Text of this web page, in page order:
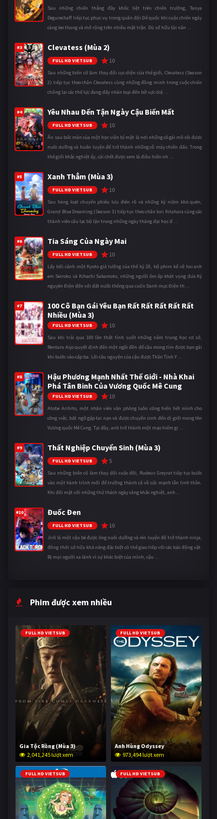
Sau những chiến thắng đầy khốc liệt trên chiến trường, Tanya
Degurechaff tiếp tục phục vụ trong quân đội Đế quốc khi cuộc chiến ngày
càng leo thang và mở rộng trên nhiều mặt trận. Dù sở hữu tài năn ...
#3 Clevatess (Mùa 2)
FULL HD VIETSUB 10
Sau những biến cố làm thay đổi cục diện của thế giới, Clevatess (Season
2) tiếp tục theo chân Clevatess cùng những đồng minh trong cuộc chiến
chống lại các thế lực đang đẩy nhân loại đến bờ vực diệ ...
#4 Yêu Nhau Đến Tận Ngày Cậu Biến Mất
FULL HD VIETSUB 10
Ẩn sau bức màn của một học viện bí mật là nơi những cô gái mồ côi được
nuôi dưỡng và huấn luyện để trở thành những cỗ máy chiến đấu. Trong
thế giới khắc nghiệt ấy, cái chết được xem là điều hiển nh ...
#5 Xanh Thẳm (Mùa 3)
FULL HD VIETSUB 10
Sau hàng loạt chuyến phiêu lưu điên rồ và những kỷ niệm khó quên,
Grand Blue Dreaming (Season 3) tiếp tục theo chân Iori Kitahara cùng các
thành viên câu lạc bộ lặn trong những ngày tháng đại học đ ...
#6 Tia Sáng Của Ngày Mai
FULL HD VIETSUB 10
Lấy bối cảnh một Kyoto giả tưởng của thế kỷ 20, bộ phim kể về hai anh
em Seiroku và Kihachi Sakamoto, những người ôm ấp khát vọng đưa Kỷ
nguyên Điện đến với đất nước thông qua cuốn Danh mục Điện th ...
#7
100 Cô Bạn Gái Yêu Bạn Rất Rất Rất Rất Rất
Nhiều (Mùa 3)
FULL HD VIETSUB 10
Sau khi trải qua 100 lần thất tình suốt những năm trung học cơ sở,
Rentaro Aijo quyết định đến một ngôi đền để cầu mong tìm được bạn gái
khi bước vào cấp ba. Lời cầu nguyện của cậu được Thần Tình Y ...
#8
Hậu Phương Mạnh Nhất Thế Giới - Nhà Khai
Phá Tân Binh Của Vương Quốc Mê Cung
FULL HD VIETSUB 10
Atobe Arihito, một nhân viên văn phòng luôn cống hiến hết mình cho
công việc, bất ngờ gặp tai nạn và được chuyển sinh đến dị giới mang tên
Vương quốc Mê Cung. Tại đây, anh trở thành một mạo hiểm gi ...
#9 Thất Nghiệp Chuyển Sinh (Mùa 3)
FULL HD VIETSUB 5
Sau những biến cố làm thay đổi cuộc đời, Rudeus Greyrat tiếp tục bước
vào một hành trình mới để trưởng thành cả về sức mạnh lẫn tinh thần.
Khi đối mặt với những thử thách ngày càng khắc nghiệt, anh ...
#10 Đuốc Đen
FULL HD VIETSUB 10
Jirô là một cậu bé được ông nuôi dưỡng và rèn luyện để trở thành ninja,
đồng thời sở hữu khả năng đặc biệt có thể giao tiếp với các loài động vật.
Bị mọi người xa lánh vì sự khác biệt của mình, cậu ...
Phim được xem nhiều
FULL HD VIETSUB
Gia Tộc Rồng (Mùa 3)
2,041,245 lượt xem
FULL HD VIETSUB
Anh Hùng Odyssey
973,494 lượt xem
FULL HD VIETSUB FULL HD VIETSUB